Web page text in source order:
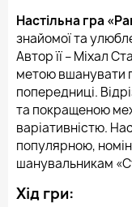
Настільна гра
знайомої та
Автор її – Міхал
метою вшанувати
попередниці.
та покращеною
варіативністю.
популярною,
шанувальникам
Хід гри: